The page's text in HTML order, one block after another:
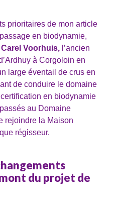
prioritaires de mon article
en biodynamie,
Carel Voorhuis, l’ancien
à Corgoloin en
large éventail de crus en
de conduire le domaine
en biodynamie
au Domaine
rejoindre la Maison
régisseur.
du projet de